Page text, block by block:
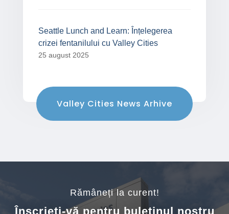
Seattle Lunch and Learn: Înțelegerea
crizei fentanilului cu Valley Cities
25 august 2025
Valley Cities News Arhive
Rămâneți la curent!
Înscrieți-vă pentru buletinul nostru